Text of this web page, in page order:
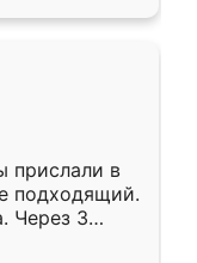
прислали в
подходящий.
Через 3
Остались